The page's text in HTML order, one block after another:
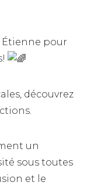
Étienne pour
découvrez
un
sous toutes
et le